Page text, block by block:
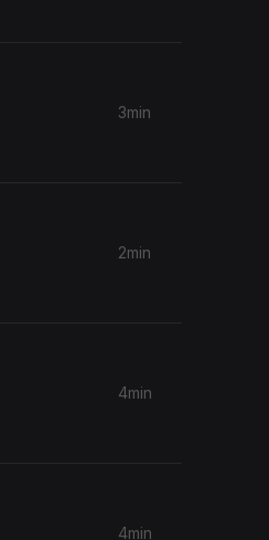
3min
2min
4min
4min